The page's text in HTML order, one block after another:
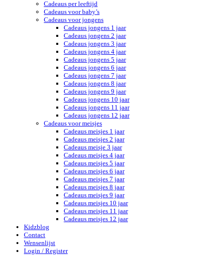
Cadeaus per leeftijd
Cadeaus voor baby’s
Cadeaus voor jongens
Cadeaus jongens 1 jaar
Cadeaus jongens 2 jaar
Cadeaus jongens 3 jaar
Cadeaus jongens 4 jaar
Cadeaus jongens 5 jaar
Cadeaus jongens 6 jaar
Cadeaus jongens 7 jaar
Cadeaus jongens 8 jaar
Cadeaus jongens 9 jaar
Cadeaus jongens 10 jaar
Cadeaus jongens 11 jaar
Cadeaus jongens 12 jaar
Cadeaus voor meisjes
Cadeaus meisjes 1 jaar
Cadeaus meisjes 2 jaar
Cadeaus meisje 3 jaar
Cadeaus meisjes 4 jaar
Cadeaus meisjes 5 jaar
Cadeaus meisjes 6 jaar
Cadeaus meisjes 7 jaar
Cadeaus meisjes 8 jaar
Cadeaus meisjes 9 jaar
Cadeaus meisjes 10 jaar
Cadeaus meisjes 11 jaar
Cadeaus meisjes 12 jaar
Kidzblog
Contact
Wensenlijst
Login / Register